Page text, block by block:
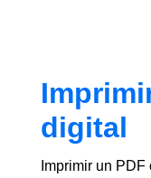
digital
Imprimir un